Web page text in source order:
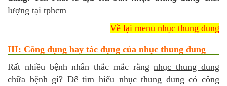
lượng tại tphcm
Về lại menu nhục thung dung
III: Công dụng hay tác dụng của nhục thung dung
Rất nhiều bệnh nhân thắc mắc rằngnhục thung dung
chữa bệnh gì? Để tìm hiểu nhục thung dung có công